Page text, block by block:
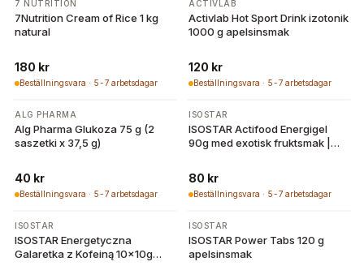
7 NUTRITION
7Nutrition Cream of Rice 1 kg
natural
180 kr
Beställningsvara · 5-7 arbetsdagar
ACTIVLAB
Activlab Hot Sport Drink izotonik
1000 g apelsinsmak
120 kr
Beställningsvara · 5-7 arbetsdagar
ALG PHARMA
Alg Pharma Glukoza 75 g (2
saszetki x 37,5 g)
40 kr
Beställningsvara · 5-7 arbetsdagar
ISOSTAR
ISOSTAR Actifood Energigel
90g med exotisk fruktsmak |
80 kr
Beställningsvara · 5-7 arbetsdagar
ISOSTAR
ISOSTAR Energetyczna
Galaretka z Kofeiną 10x10g
ISOSTAR
ISOSTAR Power Tabs 120 g
apelsinsmak